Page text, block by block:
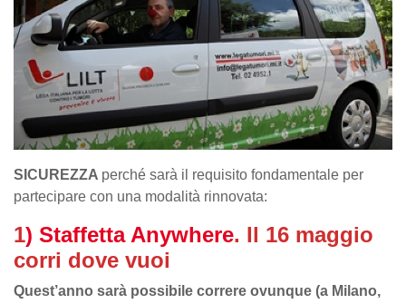
SICUREZZA perché sarà il requisito fondamentale per
partecipare con una modalità rinnovata:
1) Staffetta Anywhere. Il 16 maggio
corri dove vuoi
Quest’anno sarà possibile correre ovunque (a Milano,